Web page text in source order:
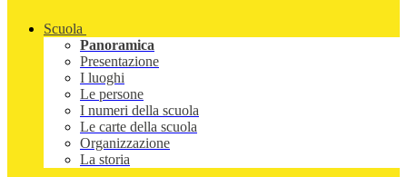
Scuola
Panoramica
Presentazione
I luoghi
Le persone
I numeri della scuola
Le carte della scuola
Organizzazione
La storia